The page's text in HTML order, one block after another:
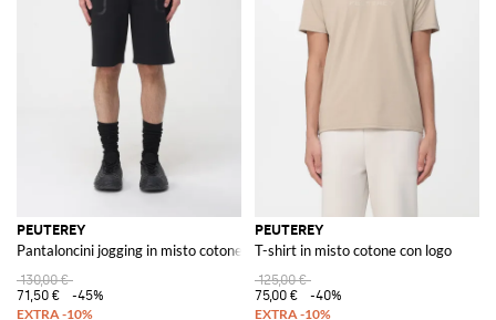
PEUTEREY
Pantaloncini jogging in misto cotone
130,00 €
71,50 €
-45%
PEUTEREY
T-shirt in misto cotone con logo
125,00 €
75,00 €
-40%